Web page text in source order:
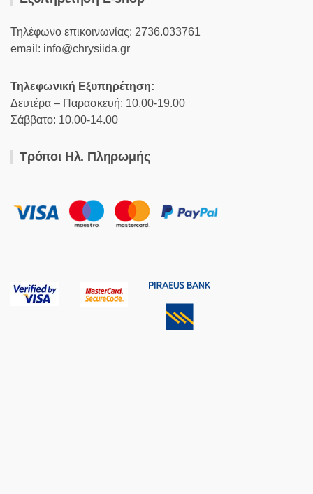
Τηλέφωνο επικοινωνίας: 2736.033761
email: info@chrysiida.gr
Τηλεφωνική Εξυπηρέτηση:
Δευτέρα – Παρασκευή: 10.00-19.00
Σάββατο: 10.00-14.00
Τρόποι Ηλ. Πληρωμής